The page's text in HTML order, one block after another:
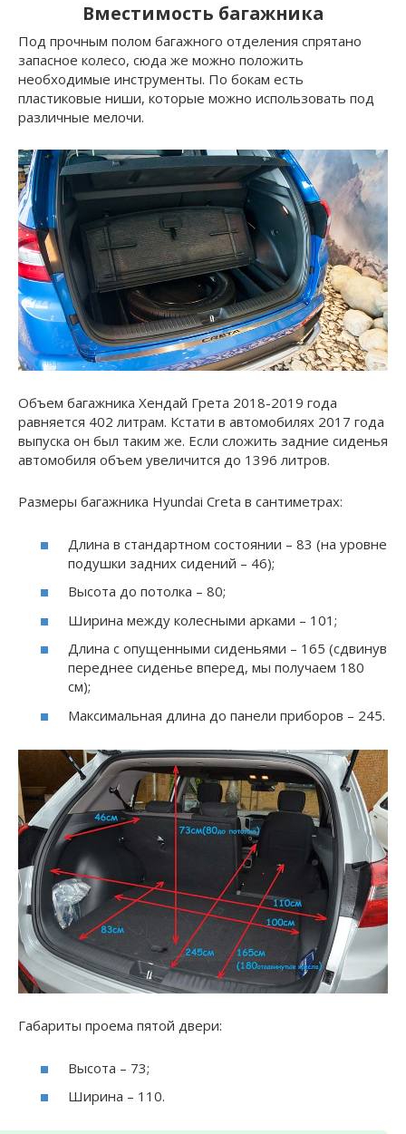
Вместимость багажника
Под прочным полом багажного отделения спрятано
запасное колесо, сюда же можно положить
необходимые инструменты. По бокам есть
пластиковые ниши, которые можно использовать под
различные мелочи.
Объем багажника Хендай Грета 2018-2019 года
равняется 402 литрам. Кстати в автомобилях 2017 года
выпуска он был таким же. Если сложить задние сиденья
автомобиля объем увеличится до 1396 литров.
Размеры багажника Hyundai Creta в сантиметрах:
Длина в стандартном состоянии – 83 (на уровне
подушки задних сидений – 46);
Высота до потолка – 80;
Ширина между колесными арками – 101;
Длина с опущенными сиденьями – 165 (сдвинув
переднее сиденье вперед, мы получаем 180
см);
Максимальная длина до панели приборов – 245.
Габариты проема пятой двери:
Высота – 73;
Ширина – 110.